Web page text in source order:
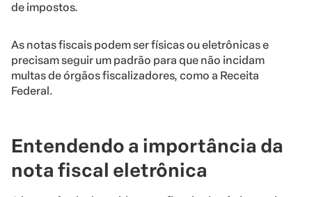
de impostos.
As notas fiscais podem ser físicas ou eletrônicas e
precisam seguir um padrão para que não incidam
multas de órgãos fiscalizadores, como a Receita
Federal.
Entendendo a importância da
nota fiscal eletrônica